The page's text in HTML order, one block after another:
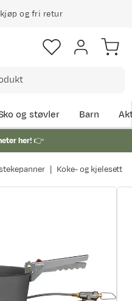
og fri retur
og støvler Barn
her!👉
Koke- og kjelesett